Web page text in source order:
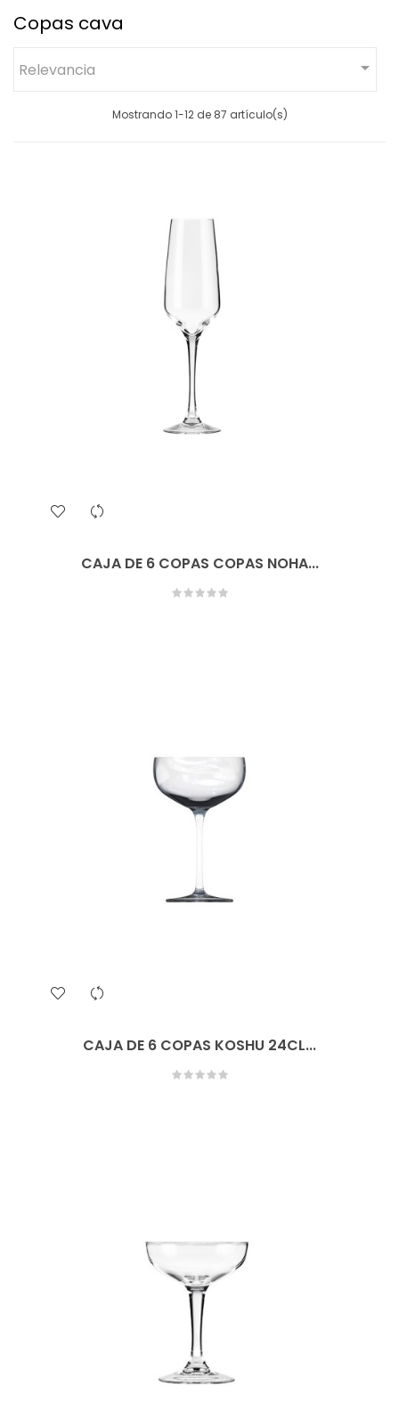
Copas cava
Relevancia 
Mostrando 1-12 de 87 artículo(s)
CAJA DE 6 COPAS COPAS NOHA...
CAJA DE 6 COPAS KOSHU 24CL...